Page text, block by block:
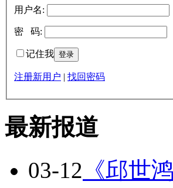
用户名:
密 码:
记住我
注册新用户 找回密码
最新报道
03-12 《邱世